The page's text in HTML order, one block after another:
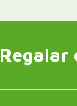
Regalar